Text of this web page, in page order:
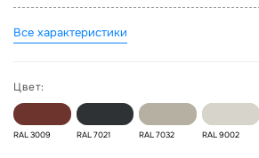
Все характеристики
Цвет:
RAL 3009 RAL 7021 RAL 7032 RAL 9002